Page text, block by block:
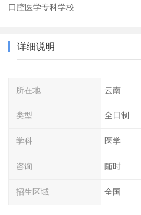
口腔医学专科学校
详细说明
所在地 云南
类型 全日制
学科 医学
咨询 随时
招生区域 全国